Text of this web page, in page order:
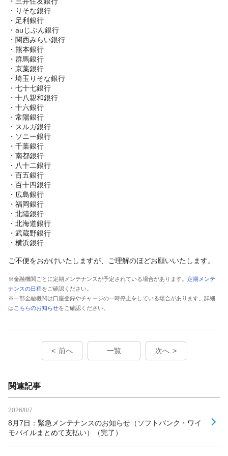
・りそな銀行
・足利銀行
・auじぶん銀行
・関西みらい銀行
・熊本銀行
・群馬銀行
・京葉銀行
・埼玉りそな銀行
・七十七銀行
・十八親和銀行
・十六銀行
・常陽銀行
・スルガ銀行
・ソニー銀行
・千葉銀行
・南都銀行
・八十二銀行
・百五銀行
・百十四銀行
・広島銀行
・福岡銀行
・北陸銀行
・北海道銀行
・武蔵野銀行
・横浜銀行
ご不便をおかけいたしますが、ご理解のほどお願いいたします。
※金融機関ごとに定期メンテナンスが予定されている場合があります。 定期メンテ
ナンスの日程をご確認ください。
※一部金融機関は口座登録やチャージの一時停止をしている場合があります。詳細
は こちらのお知らせをご確認ください。
前へ 一覧 次へ
関連記事
2026/8/7
8月7日：緊急メンテナンスのお知らせ（ソフトバンク・ワイ
モバイルまとめて支払い）（完了）